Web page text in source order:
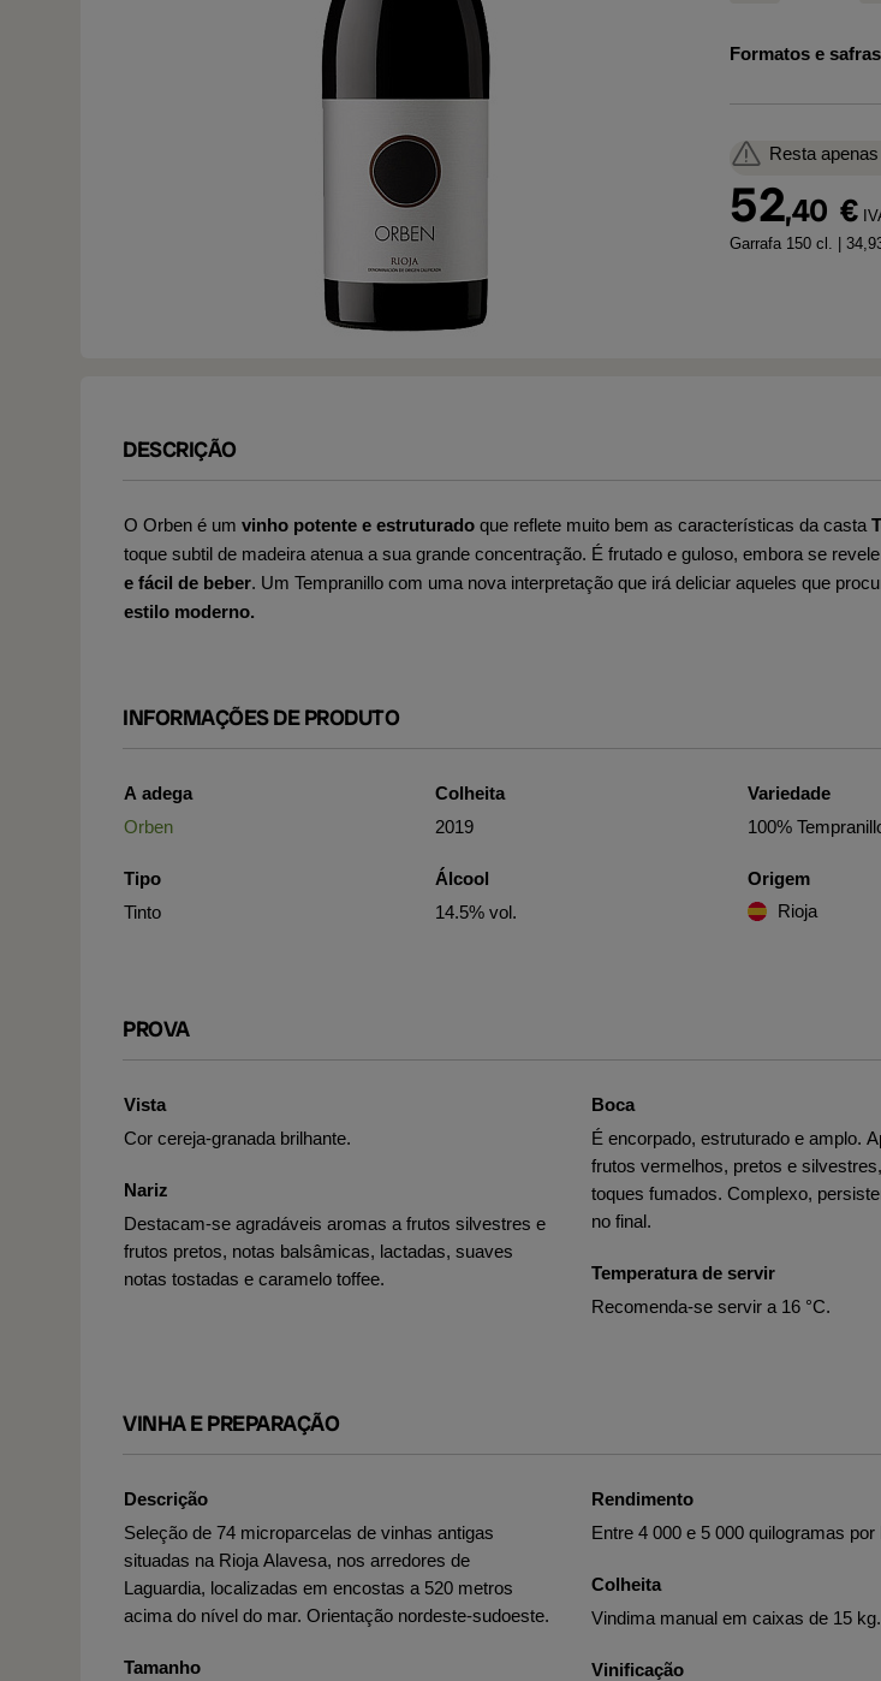
Formatos e
Resta
52,40 €
Garrafa 150 cl.
|
DESCRIÇÃO
O Orben é um vinho potente e estruturado que reflete muito bem as características da casta
toque subtil de madeira atenua a sua grande concentração. É frutado e guloso, embora se
e fácil de beber. Um Tempranillo com uma nova interpretação que irá deliciar aqueles que
estilo moderno.
INFORMAÇÕES DE PRODUTO
A adega
Orben
Tipo
Tinto
Colheita
2019
Álcool
14.5% vol.
Variedade
100%
Origem
Rioja
PROVA
Vista
Cor cereja-granada brilhante.
Nariz
Destacam-se agradáveis aromas a frutos silvestres e
frutos pretos, notas balsâmicas, lactadas, suaves
notas tostadas e caramelo toffee.
Boca
É encorpado, estruturado e amplo.
frutos vermelhos, pretos e
toques fumados. Complexo,
no final.
Temperatura de servir
Recomenda-se servir a 16 °C.
VINHA E PREPARAÇÃO
Descrição
Seleção de 74 microparcelas de vinhas antigas
situadas na Rioja Alavesa, nos arredores de
Laguardia, localizadas em encostas a 520 metros
acima do nível do mar. Orientação nordeste-sudoeste.
Tamanho
Rendimento
Entre 4 000 e 5 000 quilogramas por
Colheita
Vindima manual em caixas de 15 kg.
Vinificação